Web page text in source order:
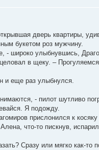
сообщение
дверь квартиры,
букетом роз мужчину.
- широко улыбнувшись,
в щеку. –
и еще раз улыбнулся.
- пилот шутливо
Я подожду.
прислонился к косяку
что-то пискнув,
Сразу или мягко как-то